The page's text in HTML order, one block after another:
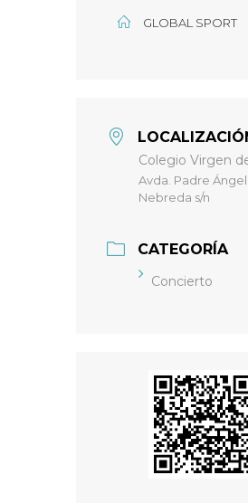
GLOBAL SPORT
Colegio Virgen
Avda. Padre Ángel
Nebreda s/n
CATEGORÍA
Concierto